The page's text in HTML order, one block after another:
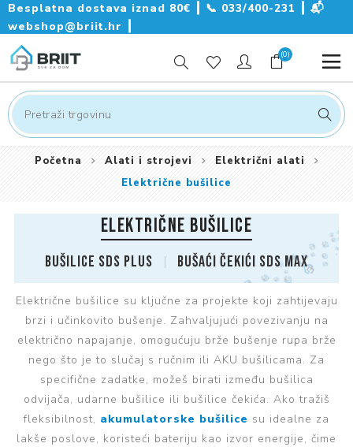
Besplatna dostava iznad 80€ ┃ 📞 033/400-231
📬
webshop@briit.hr
(0)
Početna Alati i strojevi
Električni alati
Električne bušilice
ELEKTRIČNE BUŠILICE
Bušilice SDS plus Bušaći čekići SDS max
Električne bušilice su ključne za projekte koji zahtijevaju
brzi i učinkovito bušenje. Zahvaljujući povezivanju na
električno napajanje, omogućuju brže bušenje rupa brže
nego što je to slučaj s ručnim ili AKU bušilicama. Za
specifične zadatke, možeš birati između bušilica
odvijača, udarne bušilice ili bušilice čekića. Ako tražiš
fleksibilnost, akumulatorske bušilice su idealne za
lakše poslove, koristeći bateriju kao izvor energije, čime